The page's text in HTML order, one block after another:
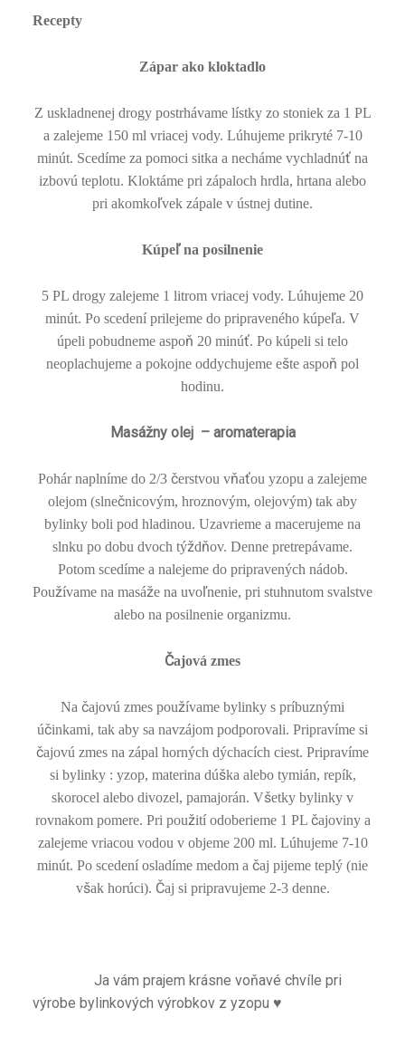
Recepty
Zápar ako kloktadlo
Z uskladnenej drogy postrhávame lístky zo stoniek za 1 PL
a zalejeme 150 ml vriacej vody. Lúhujeme prikryté 7-10
minút. Scedíme za pomoci sitka a necháme vychladnúť na
izbovú teplotu. Kloktáme pri zápaloch hrdla, hrtana alebo
pri akomkoľvek zápale v ústnej dutine.
Kúpeľna posilnenie
5 PL drogy zalejeme 1 litrom vriacej vody. Lúhujeme 20
minút. Po scedení prilejeme do pripraveného kúpeľa. V
úpeli pobudneme aspoň 20 minúť. Po kúpeli si telo
neoplachujeme a pokojne oddychujeme ešte aspoň pol
hodinu.
Masážny olej – aromaterapia
Pohár naplníme do 2/3 čerstvou vňaťou yzopu a zalejeme
olejom (slnečnicovým, hroznovým, olejovým) tak aby
bylinky boli pod hladinou. Uzavrieme a macerujeme na
slnku po dobu dvoch týždňov. Denne pretrepávame.
Potom scedíme a nalejeme do pripravených nádob.
Používame na masáže na uvoľnenie, pri stuhnutom svalstve
alebo na posilnenie organizmu.
Čajová zmes
Na čajovú zmes používame bylinky s príbuznými
účinkami, tak aby sa navzájom podporovali. Pripravíme si
čajovú zmes na zápal horných dýchacích ciest. Pripravíme
si bylinky : yzop, materina dúška alebo tymián, repík,
skorocel alebo divozel, pamajorán. Všetky bylinky v
rovnakom pomere. Pri použití odoberieme 1 PL čajoviny a
zalejeme vriacou vodou v objeme 200 ml. Lúhujeme 7-10
minút. Po scedení osladíme medom a čaj pijeme teplý (nie
však horúci). Čaj si pripravujeme 2-3 denne.
Ja vám prajem krásne voňavé chvíle pri
výrobe bylinkových výrobkov z yzopu ♥